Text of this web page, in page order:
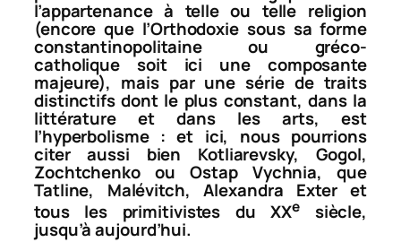
l’appartenance à telle ou telle religion
(encore que l’Orthodoxie sous sa forme
constantinopolitaine ou gréco-
catholique soit ici une composante
majeure), mais par une série de traits
distinctifs dont le plus constant, dans la
littérature et dans les arts, est
l’hyperbolisme : et ici, nous pourrions
citer aussi bien Kotliarevsky, Gogol,
Zochtchenko ou Ostap Vychnia, que
Tatline, Malévitch, Alexandra Exter et
tous les primitivistes du XXe siècle,
jusqu’à aujourd’hui.